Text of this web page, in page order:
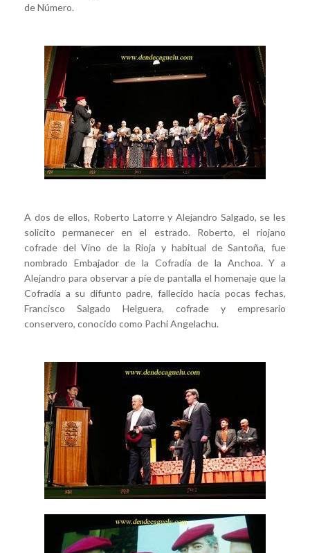
de Número.
A dos de ellos, Roberto Latorre y Alejandro Salgado, se les
solicito permanecer en el estrado. Roberto, el riojano
cofrade del Vino de la Rioja y habitual de Santoña, fue
nombrado Embajador de la Cofradía de la Anchoa. Y a
Alejandro para observar a píe de pantalla el homenaje que la
Cofradía a su difunto padre, fallecido hacía pocas fechas,
Francisco Salgado Helguera, cofrade y empresario
conservero, conocido como Pachi Angelachu.